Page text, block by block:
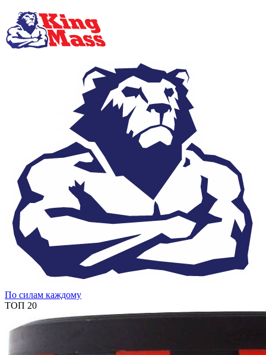
По силам каждому
ТОП 20